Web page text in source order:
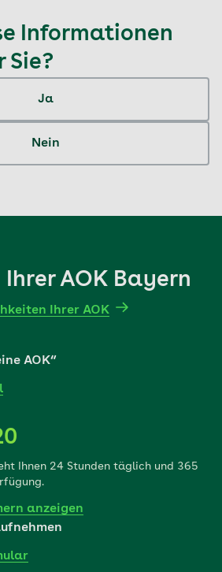
Informationen
Sie?
Ja
Nein
AOK Bayern
Ihrer AOK
AOK“
Ihnen 24 Stunden täglich und 365
anzeigen